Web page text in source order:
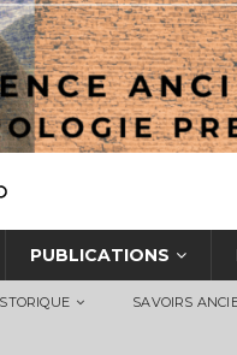
PUBLICATIONS
SAVOIRS